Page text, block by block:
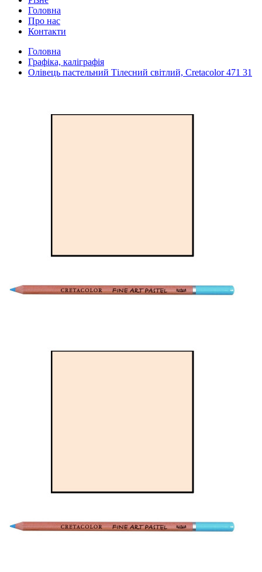
Головна
Про нас
Контакти
Головна
Графіка, каліграфія
Олівець пастельний Тілесний світлий, Cretacolor 471 31